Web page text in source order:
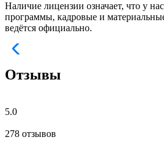
Наличие лицензии означает, что у
программы, кадровые и
ведётся официально.
Отзывы
5.0
278 отзывов